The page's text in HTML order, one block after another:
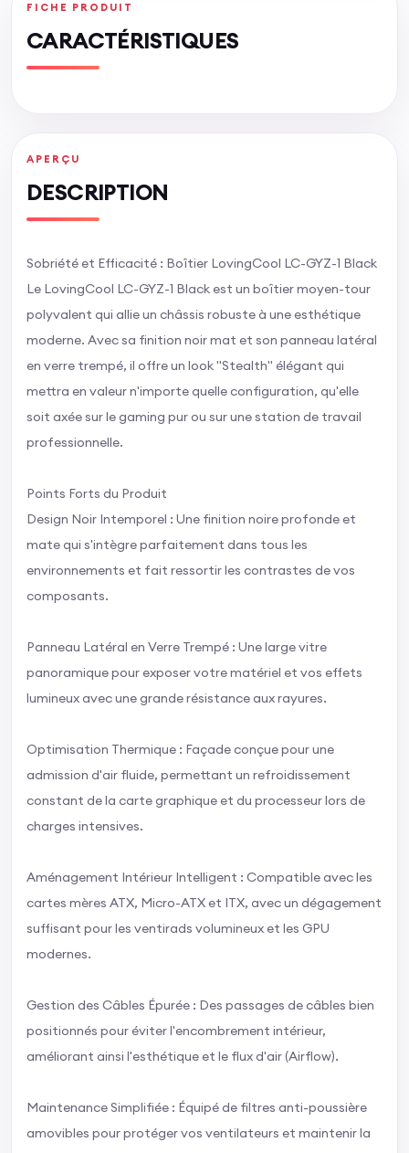
APERÇU
DESCRIPTION
Sobriété et Efficacité : Boîtier LovingCool LC-GYZ-1 Black
Le LovingCool LC-GYZ-1 Black est un boîtier moyen-tour
polyvalent qui allie un châssis robuste à une esthétique
moderne. Avec sa finition noir mat et son panneau latéral
en verre trempé, il offre un look "Stealth" élégant qui
mettra en valeur n'importe quelle configuration, qu'elle
soit axée sur le gaming pur ou sur une station de travail
professionnelle.
Points Forts du Produit
Design Noir Intemporel : Une finition noire profonde et
mate qui s'intègre parfaitement dans tous les
environnements et fait ressortir les contrastes de vos
composants.
Panneau Latéral en Verre Trempé : Une large vitre
panoramique pour exposer votre matériel et vos effets
lumineux avec une grande résistance aux rayures.
Optimisation Thermique : Façade conçue pour une
admission d'air fluide, permettant un refroidissement
constant de la carte graphique et du processeur lors de
charges intensives.
Aménagement Intérieur Intelligent : Compatible avec les
cartes mères ATX, Micro-ATX et ITX, avec un dégagement
suffisant pour les ventirads volumineux et les GPU
modernes.
Gestion des Câbles Épurée : Des passages de câbles bien
positionnés pour éviter l'encombrement intérieur,
améliorant ainsi l'esthétique et le flux d'air (Airflow).
Maintenance Simplifiée : Équipé de filtres anti-poussière
amovibles pour protéger vos ventilateurs et maintenir la
FICHE PRODUIT
CARACTÉRISTIQUES